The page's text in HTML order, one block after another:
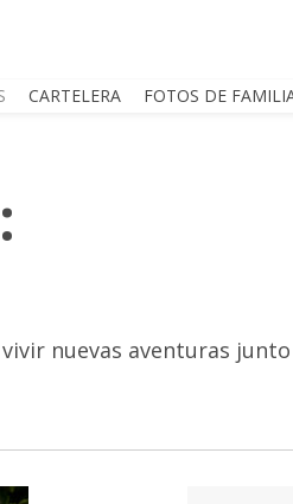
CARTELERA FOTOS DE
nuevas aventuras